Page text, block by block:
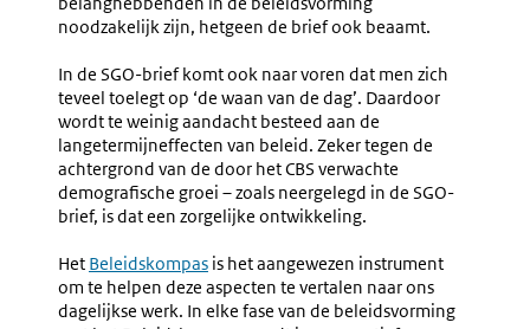
noodzakelijk zijn, hetgeen de brief ook beaamt.
In de SGO-brief komt ook naar voren dat men zich
teveel toelegt op ‘de waan van de dag’. Daardoor
wordt te weinig aandacht besteed aan de
langetermijneffecten van beleid. Zeker tegen de
achtergrond van de door het CBS verwachte
demografische groei – zoals neergelegd in de SGO-
brief, is dat een zorgelijke ontwikkeling.
Het Beleidskompas is het aangewezen instrument
om te helpen deze aspecten te vertalen naar ons
dagelijkse werk. In elke fase van de beleidsvorming